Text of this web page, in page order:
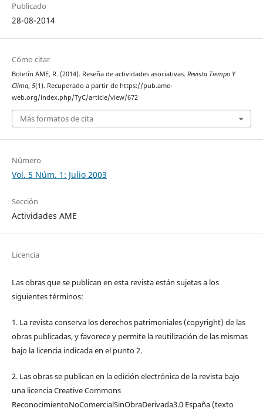
Publicado
28-08-2014
Cómo citar
Boletín AME, R. (2014). Reseña de actividades asociativas. Revista Tiempo Y
Clima, 5(1). Recuperado a partir de https://pub.ame-
web.org/index.php/TyC/article/view/672
Más formatos de cita
Número
Vol. 5 Núm. 1: Julio 2003
Sección
Actividades AME
Licencia
Las obras que se publican en esta revista están sujetas a los
siguientes términos:
1. La revista conserva los derechos patrimoniales (copyright) de las
obras publicadas, y favorece y permite la reutilización de las mismas
bajo la licencia indicada en el punto 2.
2. Las obras se publican en la edición electrónica de la revista bajo
una licencia Creative Commons
ReconocimientoNoComercialSinObraDerivada3.0 España (texto